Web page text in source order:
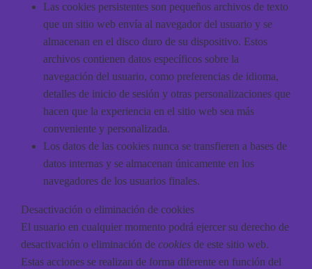
Las cookies persistentes son pequeños archivos de texto
que un sitio web envía al navegador del usuario y se
almacenan en el disco duro de su dispositivo. Estos
archivos contienen datos específicos sobre la
navegación del usuario, como preferencias de idioma,
detalles de inicio de sesión y otras personalizaciones que
hacen que la experiencia en el sitio web sea más
conveniente y personalizada.
Los datos de las cookies nunca se transfieren a bases de
datos internas y se almacenan únicamente en los
navegadores de los usuarios finales.
Desactivación o eliminación de cookies
El usuario en cualquier momento podrá ejercer su derecho de
desactivación o eliminación de cookies de este sitio web.
Estas acciones se realizan de forma diferente en función del